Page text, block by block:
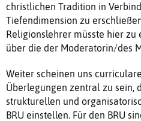
christlichen Tradition in
Tiefendimension zu
Religionslehrer müsste hier zu
über die der Moderatorin/des
Weiter scheinen uns
Überlegungen zentral zu sein,
strukturellen und
BRU einstellen. Für den BRU